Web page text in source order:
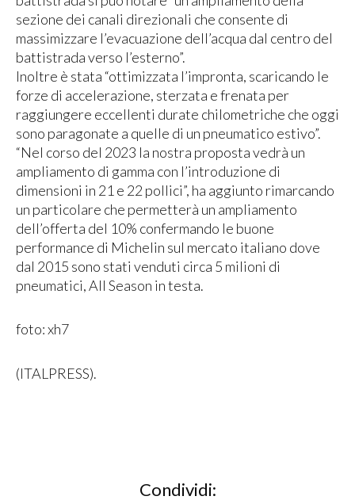
sezione dei canali direzionali che consente di
massimizzare l’evacuazione dell’acqua dal centro del
battistrada verso l’esterno”.
Inoltre è stata “ottimizzata l’impronta, scaricando le
forze di accelerazione, sterzata e frenata per
raggiungere eccellenti durate chilometriche che oggi
sono paragonate a quelle di un pneumatico estivo”.
“Nel corso del 2023 la nostra proposta vedrà un
ampliamento di gamma con l’introduzione di
dimensioni in 21 e 22 pollici”, ha aggiunto rimarcando
un particolare che permetterà un ampliamento
dell’offerta del 10% confermando le buone
performance di Michelin sul mercato italiano dove
dal 2015 sono stati venduti circa 5 milioni di
pneumatici, All Season in testa.
foto: xh7
(ITALPRESS).
Condividi: